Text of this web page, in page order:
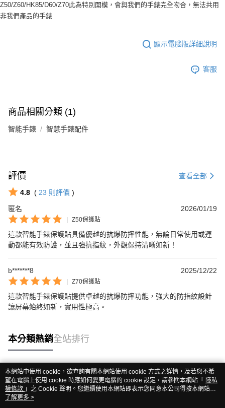
Z50/Z60/HK85/D60/Z70此為特別開模，會與我們的手錶完全吻合，無法共用
非我們產品的手錶
顯示電腦版詳細說明
客服
商品相關分類 (1)
智能手錶 智慧手錶配件
評價 查看全部
4.8 ( 23 則評價 )
匿名
2026/01/19
| Z50保護貼
這款智能手錶保護貼具備優越的抗爆防摔性能，無論日常使用或運
動都能有效防護，並且強抗指紋，外觀保持清晰如新！
b*******8 2025/12/22
| Z70保護貼
這款智能手錶保護貼提供卓越的抗爆防摔功能，強大的防指紋設計
讓屏幕始終如新，實用性極高。
本分類熱銷全站排行
熱門標籤
本網站中使用 cookie，欲查詢有關本網站使用 cookie 方式之詳情，及若您不希
望在電腦上使用 cookie 時應如何變更電腦的 cookie 設定，請參閱本網站「 隱私
權條款 」之 Cookie 聲明。您繼續使用本網站即表示您同意本公司得按本網站使
用條款之 Cookie 聲明使用 cookie。
了解更多 >